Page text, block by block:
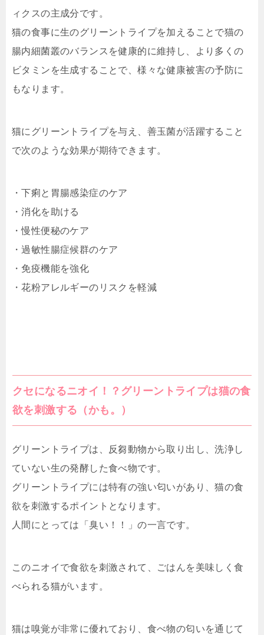
ィクスの主成分です。
猫の食事に生のグリーントライプを加えることで猫の
腸内細菌叢のバランスを健康的に維持し、より多くの
ビタミンを生成することで、様々な健康被害の予防に
もなります。
猫にグリーントライプを与え、善玉菌が活躍すること
で次のような効果が期待できます。
・下痢と胃腸感染症のケア
・消化を助ける
・慢性便秘のケア
・過敏性腸症候群のケア
・免疫機能を強化
・花粉アレルギーのリスクを軽減
クセになるニオイ！？グリーントライプは猫の食
欲を刺激する（かも。）
グリーントライプは、反芻動物から取り出し、洗浄し
ていない生の発酵した食べ物です。
グリーントライプには特有の強い匂いがあり、猫の食
欲を刺激するポイントとなります。
人間にとっては「臭い！！」の一言です。
このニオイで食欲を刺激されて、ごはんを美味しく食
べられる猫がいます。
猫は嗅覚が非常に優れており、食べ物の匂いを通じて